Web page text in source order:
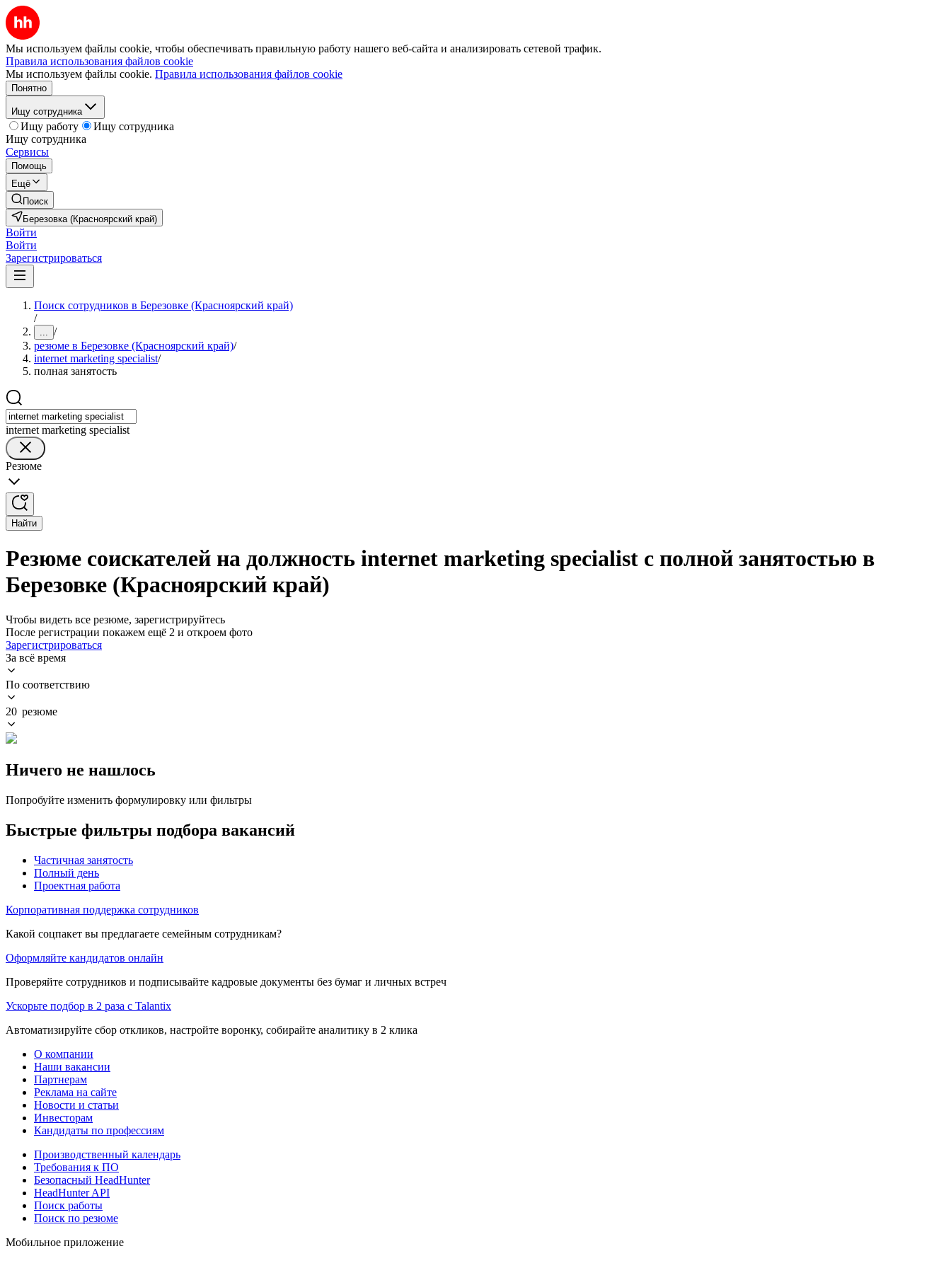
Мы используем файлы cookie, чтобы обеспечивать правильную работу нашего веб-сайта и анализировать сетевой трафик.
Правила использования файлов cookie
Мы используем файлы cookie. Правила использования файлов cookie
Понятно
Ищу сотрудника
Ищу работу
Ищу сотрудника
Ищу сотрудника
Сервисы
Помощь
Ещё
Поиск
Березовка (Красноярский край)
Войти
Войти
Зарегистрироваться
Поиск сотрудников в Березовке (Красноярский край)
/
... /
резюме в Березовке (Красноярский край)/
internet marketing specialist/
полная занятость
internet marketing specialist
Резюме
Найти
Резюме соискателей на должность internet marketing specialist с полной занятостью в
Березовке (Красноярский край)
Чтобы видеть все резюме, зарегистрируйтесь
После регистрации покажем ещё 2 и откроем фото
Зарегистрироваться
За всё время
По соответствию
20 резюме
Ничего не нашлось
Попробуйте изменить формулировку или фильтры
Быстрые фильтры подбора вакансий
Частичная занятость
Полный день
Проектная работа
Корпоративная поддержка сотрудников
Какой соцпакет вы предлагаете семейным сотрудникам?
Оформляйте кандидатов онлайн
Проверяйте сотрудников и подписывайте кадровые документы без бумаг и личных встреч
Ускорьте подбор в 2 раза с Talantix
Автоматизируйте сбор откликов, настройте воронку, собирайте аналитику в 2 клика
О компании
Наши вакансии
Партнерам
Реклама на сайте
Новости и статьи
Инвесторам
Кандидаты по профессиям
Производственный календарь
Требования к ПО
Безопасный HeadHunter
HeadHunter API
Поиск работы
Поиск по резюме
Мобильное приложение